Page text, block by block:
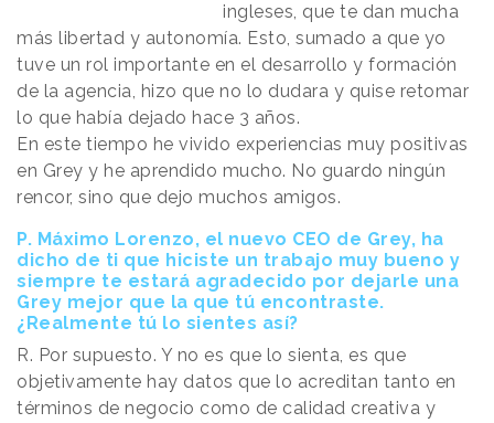
ingleses, que te dan mucha
más libertad y autonomía. Esto, sumado a que yo
tuve un rol importante en el desarrollo y formación
de la agencia, hizo que no lo dudara y quise retomar
lo que había dejado hace 3 años.
En este tiempo he vivido experiencias muy positivas
en Grey y he aprendido mucho. No guardo ningún
rencor, sino que dejo muchos amigos.
P. Máximo Lorenzo, el nuevo CEO de Grey, ha
dicho de ti que hiciste un trabajo muy bueno y
siempre te estará agradecido por dejarle una
Grey mejor que la que tú encontraste.
¿Realmente tú lo sientes así?
R. Por supuesto. Y no es que lo sienta, es que
objetivamente hay datos que lo acreditan tanto en
términos de negocio como de calidad creativa y